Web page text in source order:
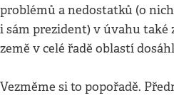
problémů a nedostatků (o
i sám prezident) v úvahu také
země v celé řadě oblastí
Vezměme si to popořadě.